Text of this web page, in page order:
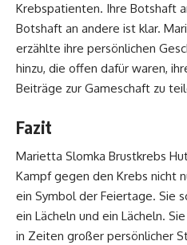
Krebspatienten. Ihre Botshaft
Botshaft an andere ist klar.
erzählte ihre persönlichen
hinzu, die offen dafür waren,
Beiträge zur Gameschaft zu
Fazit
Marietta Slomka Brustkrebs
Kampf gegen den Krebs nicht
ein Symbol der Feiertage. Sie
ein Lächeln und ein Lächeln.
in Zeiten großer persönlicher